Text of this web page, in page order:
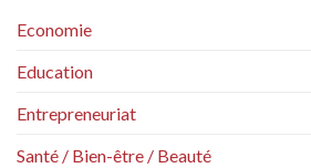
Economie
Education
Entrepreneuriat
Santé / Bien-être / Beauté